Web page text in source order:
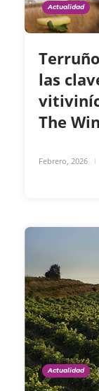
Actualidad
las
The
Febrero, 2026
Actualidad